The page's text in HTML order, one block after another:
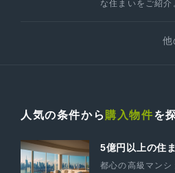
な住まいをご紹介
他
人気の条件から 購入物件を
5億円以上の住
都心の高級マンシ